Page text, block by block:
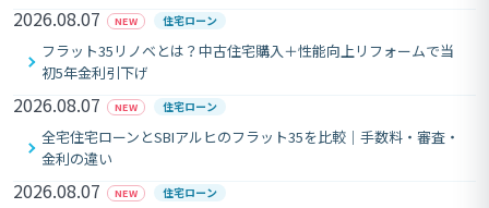
2026.08.07 NEW 住宅ローン
フラット35リノベとは？中古住宅購入＋性能向上リフォームで当
初5年金利引下げ
2026.08.07 NEW 住宅ローン
全宅住宅ローンとSBIアルヒのフラット35を比較｜手数料・審査・
金利の違い
2026.08.07 NEW 住宅ローン